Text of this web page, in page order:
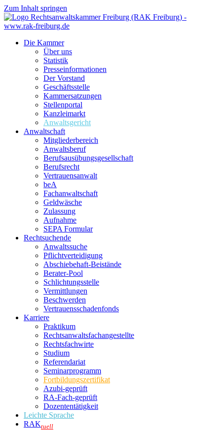
Zum Inhalt springen
Die Kammer
Über uns
Statistik
Presseinformationen
Der Vorstand
Geschäftsstelle
Kammersatzungen
Stellenportal
Kanzleimarkt
Anwaltsgericht
Anwaltschaft
Mitgliederbereich
Anwaltsberuf
Berufsausübungs­gesellschaft
Berufsrecht
Vertrauensanwalt
beA
Fachanwaltschaft
Geldwäsche
Zulassung
Aufnahme
SEPA Formular
Rechtsuchende
Anwaltssuche
Pflichtverteidigung
Abschiebehaft-Beistände
Berater-Pool
Schlichtungsstelle
Vermittlungen
Beschwerden
Vertrauensschadenfonds
Karriere
Praktikum
Rechtsanwalts­fachangestellte
Rechtsfachwirte
Studium
Referendariat
Seminarprogramm
Fortbildungszertifikat
Azubi-geprüft
RA-Fach-geprüft
Dozententätigkeit
Leichte Sprache
RAKtuell